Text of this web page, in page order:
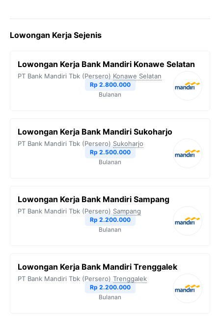
Lowongan Kerja Sejenis
Lowongan Kerja Bank Mandiri Konawe Selatan
PT Bank Mandiri Tbk (Persero) Konawe Selatan
Rp 2.800.000
Bulanan
Lowongan Kerja Bank Mandiri Sukoharjo
PT Bank Mandiri Tbk (Persero) Sukoharjo
Rp 2.500.000
Bulanan
Lowongan Kerja Bank Mandiri Sampang
PT Bank Mandiri Tbk (Persero) Sampang
Rp 2.200.000
Bulanan
Lowongan Kerja Bank Mandiri Trenggalek
PT Bank Mandiri Tbk (Persero) Trenggalek
Rp 2.200.000
Bulanan